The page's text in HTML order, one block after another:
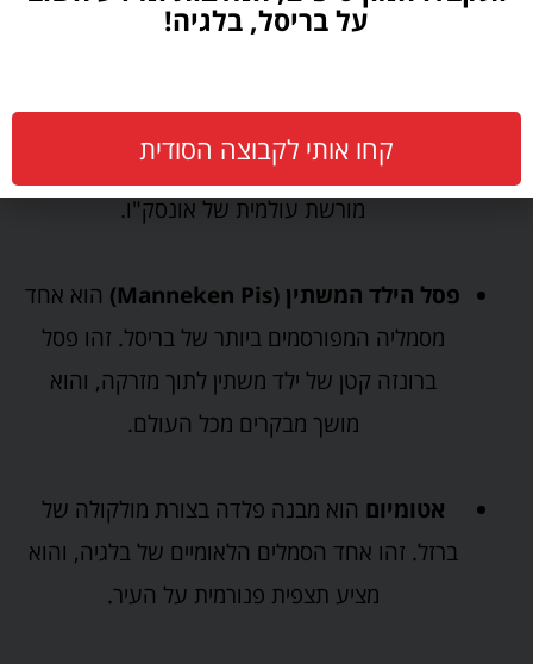
לפספס בבריסל:
גותיים מפוארים מהמאה ה-17, והיא הוכרזה כאתר
מורשת עולמית של אונסק"ו.
פסל הילד המשתין (Manneken Pis)
הוא אחד
מסמליה המפורסמים ביותר של בריסל. זהו פסל
ברונזה קטן של ילד משתין לתוך מזרקה, והוא
מושך מבקרים מכל העולם.
אטומיום הוא מבנה פלדה בצורת מולקולה של
ברזל. זהו אחד הסמלים הלאומיים של בלגיה, והוא
מציע תצפית פנורמית על העיר.
על בריסל, בלגיה!
קחו אותי לקבוצה הסודית